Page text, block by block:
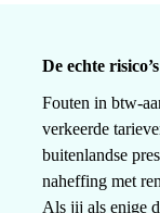
De echte
Fouten in btw-
verkeerde
buitenlandse
naheffing met
Als jij als enige